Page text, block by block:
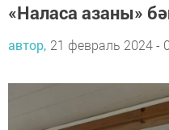
«Наласа азаны»
автор, 21 февраль 2024 -